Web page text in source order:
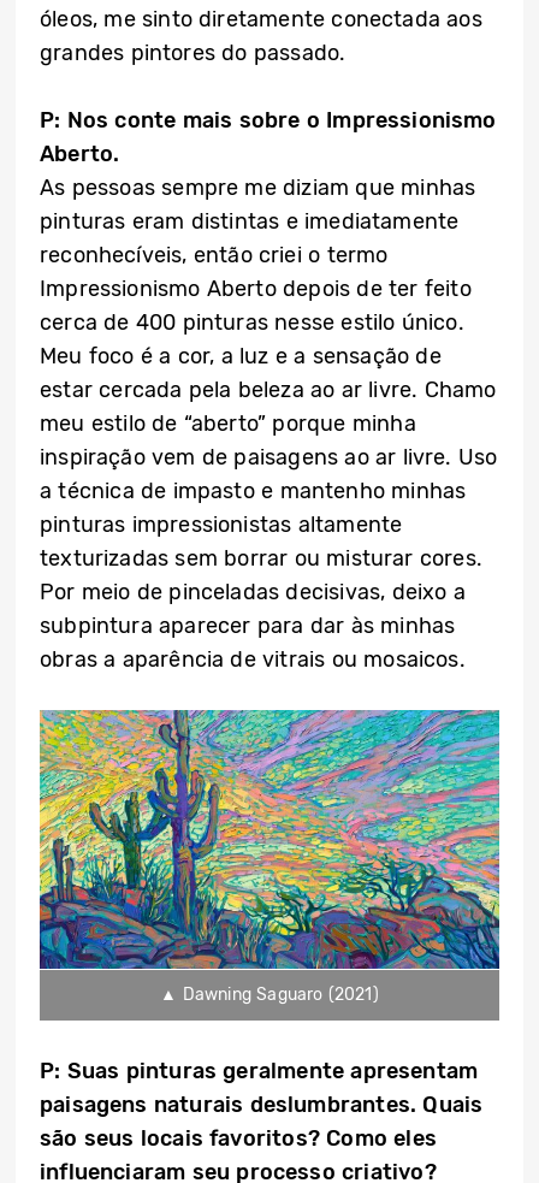
óleos, me sinto diretamente conectada aos
grandes pintores do passado.
P: Nos conte mais sobre o Impressionismo
Aberto.
As pessoas sempre me diziam que minhas
pinturas eram distintas e imediatamente
reconhecíveis, então criei o termo
Impressionismo Aberto depois de ter feito
cerca de 400 pinturas nesse estilo único.
Meu foco é a cor, a luz e a sensação de
estar cercada pela beleza ao ar livre. Chamo
meu estilo de “aberto” porque minha
inspiração vem de paisagens ao ar livre. Uso
a técnica de impasto e mantenho minhas
pinturas impressionistas altamente
texturizadas sem borrar ou misturar cores.
Por meio de pinceladas decisivas, deixo a
subpintura aparecer para dar às minhas
obras a aparência de vitrais ou mosaicos.
▲ Dawning Saguaro (2021)
P: Suas pinturas geralmente apresentam
paisagens naturais deslumbrantes. Quais
são seus locais favoritos? Como eles
influenciaram seu processo criativo?